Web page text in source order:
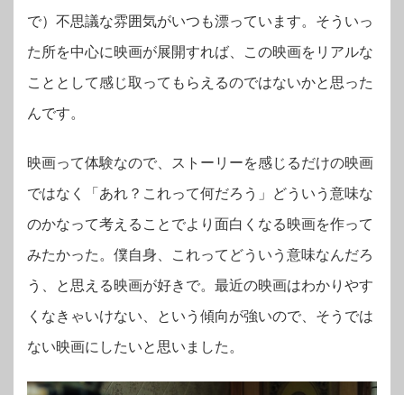
で）不思議な雰囲気がいつも漂っています。そういっ
た所を中心に映画が展開すれば、この映画をリアルな
こととして感じ取ってもらえるのではないかと思った
んです。
映画って体験なので、ストーリーを感じるだけの映画
ではなく「あれ？これって何だろう」どういう意味な
のかなって考えることでより面白くなる映画を作って
みたかった。僕自身、これってどういう意味なんだろ
う、と思える映画が好きで。最近の映画はわかりやす
くなきゃいけない、という傾向が強いので、そうでは
ない映画にしたいと思いました。